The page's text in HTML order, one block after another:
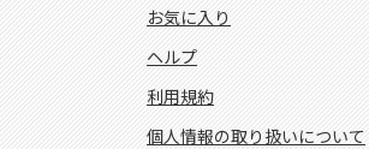
お気に入り
ヘルプ
利用規約
個人情報の取り扱いについて